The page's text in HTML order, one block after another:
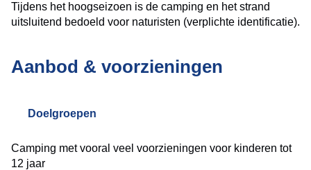
Tijdens het hoogseizoen is de camping en het strand
uitsluitend bedoeld voor naturisten (verplichte identificatie).
Aanbod & voorzieningen
Doelgroepen
Camping met vooral veel voorzieningen voor kinderen tot
12 jaar